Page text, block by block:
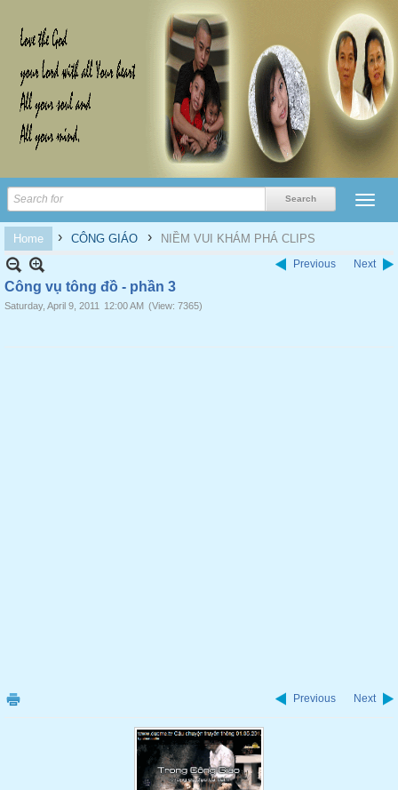
Home › CÔNG GIÁO › NIỀM VUI KHÁM PHÁ CLIPS
Previous Next
Công vụ tông đồ - phần 3
Saturday, April 9, 2011 12:00 AM (View: 7365)
Previous Next